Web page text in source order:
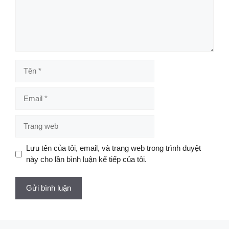
web
Lưu tên của tôi, email, và trang web trong trình duyệt
này cho lần bình luận kế tiếp của tôi.